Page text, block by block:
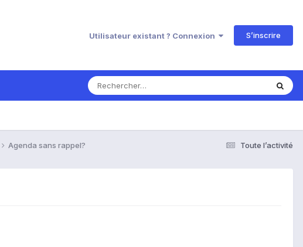
Utilisateur existant ? Connexion S’inscrire
Toute l’activité
Agenda sans rappel?